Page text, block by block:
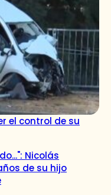
el control de su
Nicolás
de su hijo